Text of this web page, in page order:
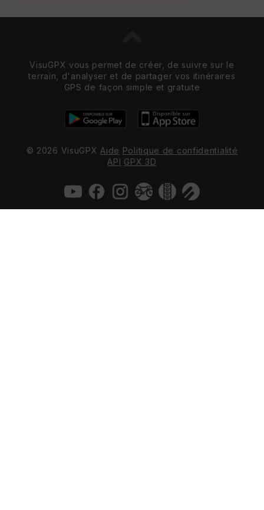
VisuGPX vous permet de créer, de suivre sur le
terrain, d'analyser et de partager vos itinéraires
GPS de façon simple et gratuite
© 2026 VisuGPX Aide Politique de confidentialité
API GPX 3D